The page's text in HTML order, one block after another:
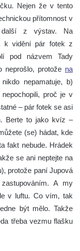
Nejen že v tento
přítomnost v
další z výstav. Na
k vidění pár fotek z
pod názvem Tady
neprošlo, protože na
nepamatuje, b)
proč je v
– pár fotek se asi
Berte to jako kvíz –
(se) hádat, kde
fakt nebude. Hrádek
se ani neptejte na
protože paní Jupová
A my
v luftu. Co vím, tak
být mělo. Takže
třeba vezmu flašku